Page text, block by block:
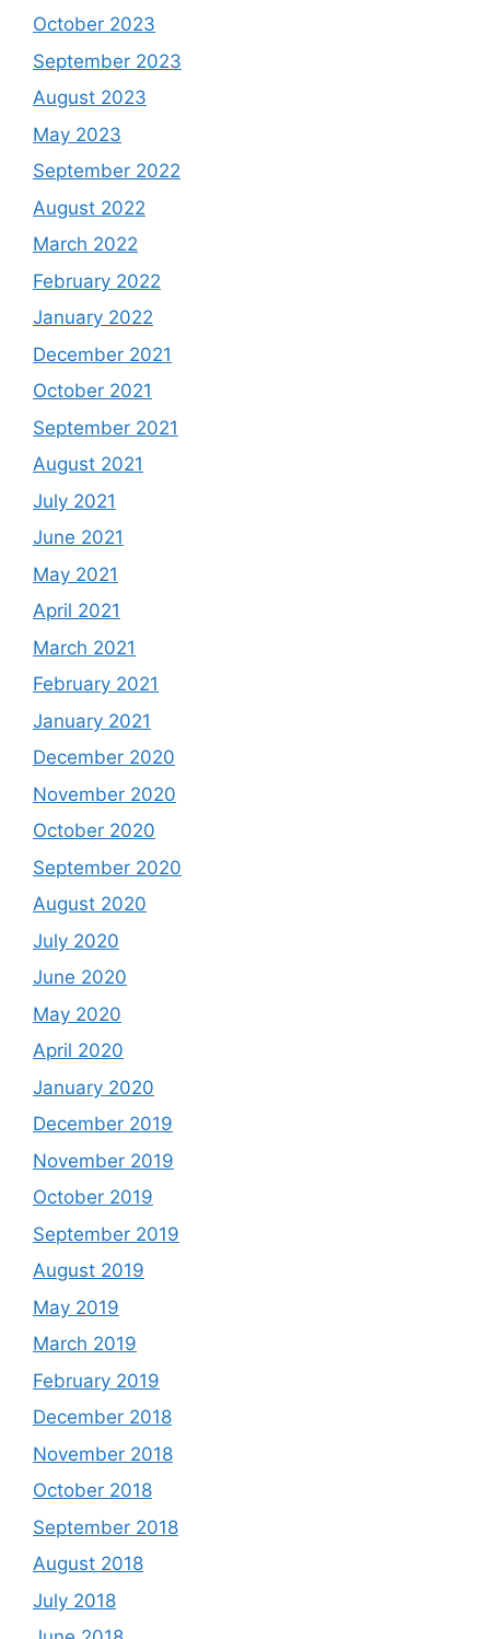
October 2023
September 2023
August 2023
May 2023
September 2022
August 2022
March 2022
February 2022
January 2022
December 2021
October 2021
September 2021
August 2021
July 2021
June 2021
May 2021
April 2021
March 2021
February 2021
January 2021
December 2020
November 2020
October 2020
September 2020
August 2020
July 2020
June 2020
May 2020
April 2020
January 2020
December 2019
November 2019
October 2019
September 2019
August 2019
May 2019
March 2019
February 2019
December 2018
November 2018
October 2018
September 2018
August 2018
July 2018